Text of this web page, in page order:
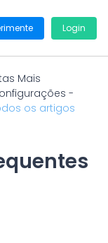
Login
Mais
-
os artigos